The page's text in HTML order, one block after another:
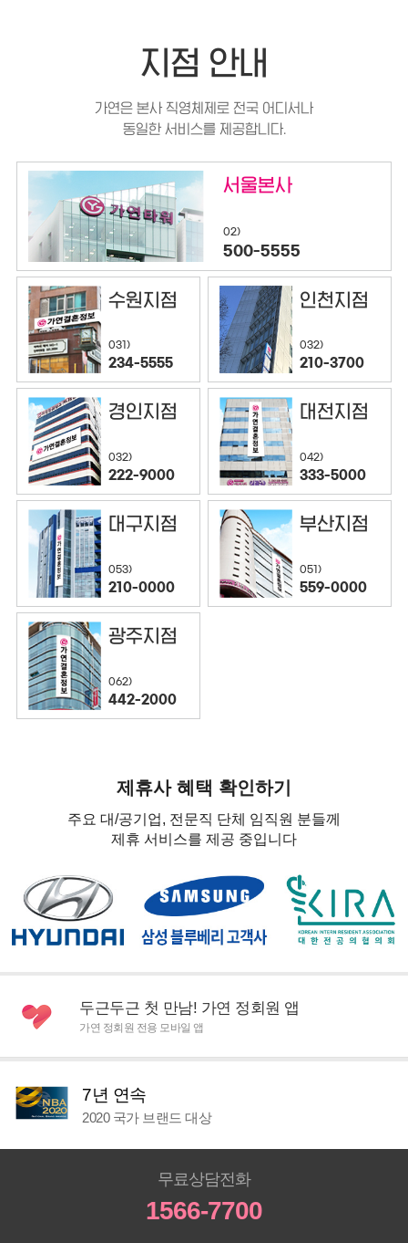
지점 안내
가연은 본사 직영체제로 전국 어디서나
동일한 서비스를 제공합니다.
서울본사
02)
500-5555
수원지점
031)
234-5555
인천지점
032)
210-3700
경인지점
032)
222-9000
대전지점
042)
333-5000
대구지점
053)
210-0000
부산지점
051)
559-0000
광주지점
062)
442-2000
제휴사 혜택 확인하기
주요 대/공기업, 전문직 단체 임직원 분들께
제휴 서비스를 제공 중입니다
두근두근 첫 만남! 가연 정회원 앱
가연 정회원 전용 모바일 앱
7년 연속
2020 국가 브랜드 대상
무료상담전화
1566-7700